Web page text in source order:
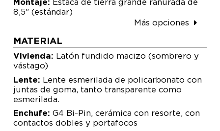
Montaje: Estaca de tierra grande ranurada de
8,5" (estándar)
Más opciones
MATERIAL
Vivienda: Latón fundido macizo (sombrero y
vástago)
Lente: Lente esmerilada de policarbonato con
juntas de goma, tanto transparente como
esmerilada.
Enchufe: G4 Bi-Pin, cerámica con resorte, con
contactos dobles y portafocos